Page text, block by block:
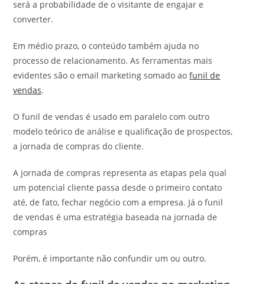
será a probabilidade de o visitante de engajar e
converter.
Em médio prazo, o conteúdo também ajuda no
processo de relacionamento. As ferramentas mais
evidentes são o email marketing somado aofunil de
vendas.
O funil de vendas é usado em paralelo com outro
modelo teórico de análise e qualificação de prospectos,
a jornada de compras do cliente.
A jornada de compras representa as etapas pela qual
um potencial cliente passa desde o primeiro contato
até, de fato, fechar negócio com a empresa. Já o funil
de vendas é uma estratégia baseada na jornada de
compras
Porém, é importante não confundir um ou outro.